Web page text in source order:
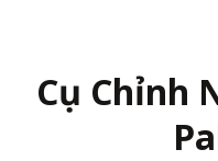
Cụ Chỉnh